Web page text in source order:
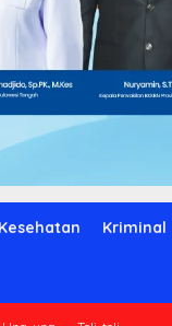
Kesehatan Kriminal